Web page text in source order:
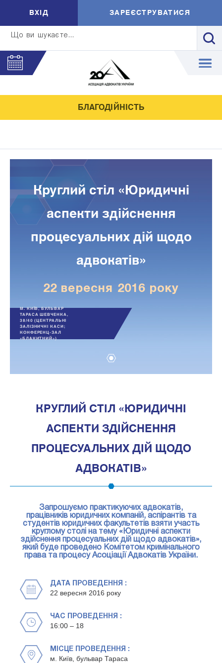
Що ви шукаєте...
ВXIД ЗАРЕЄСТРУВАТИСЯ
БЛАГОДІЙНІСТЬ
Круглий стіл «Юридичні
аспекти здійснення
процесуальних дій щодо
адвокатів»
22 вересня 2016 року
М. КИЇВ, БУЛЬВАР
ТАРАСА ШЕВЧЕНКА,
38/40 (ЦЕНТРАЛЬНІ
ЗАЛІЗНИЧНІ КАСИ;
КОНФЕРЕНЦ-ЗАЛ
«БЛАКИТНИЙ»)
КРУГЛИЙ СТІЛ «ЮРИДИЧНІ
АСПЕКТИ ЗДІЙСНЕННЯ
ПРОЦЕСУАЛЬНИХ ДІЙ ЩОДО
АДВОКАТІВ»
Запрошуємо практикуючих адвокатів,
працівників юридичних компаній, аспірантів та
студентів юридичних факультетів взяти участь
круглому столі на тему «Юридичні аспекти
здійснення процесуальних дій щодо адвокатів»,
який буде проведено Комітетом кримінального
права та процесу Асоціації Адвокатів України.
ДАТА ПРОВЕДЕННЯ :
22 вересня 2016 року
ЧАС ПРОВЕДЕННЯ :
16:00 – 18
МІСЦЕ ПРОВЕДЕННЯ :
м. Київ, бульвар Тараса